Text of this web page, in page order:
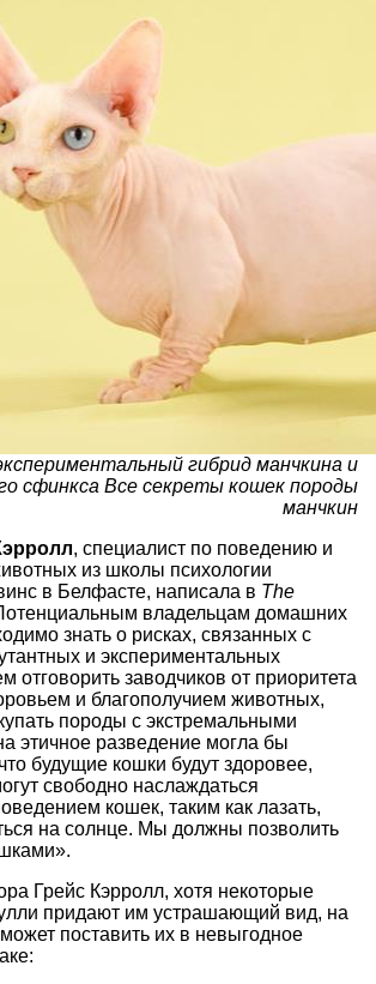
гибрид манчкина и
сфинкса Все секреты кошек породы
манчкин
, специалист по поведению и
из школы психологии
в Белфасте, написала в The
владельцам домашних
знать о рисках, связанных с
и экспериментальных
заводчиков от приоритета
и благополучием животных,
породы с экстремальными
этичное разведение могла бы
будущие кошки будут здоровее,
свободно наслаждаться
кошек, таким как лазать,
на солнце. Мы должны позволить
Грейс Кэрролл, хотя некоторые
придают им устрашающий вид, на
поставить их в невыгодное